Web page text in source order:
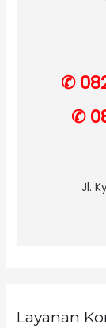
✆
✆
Jl.
Layanan